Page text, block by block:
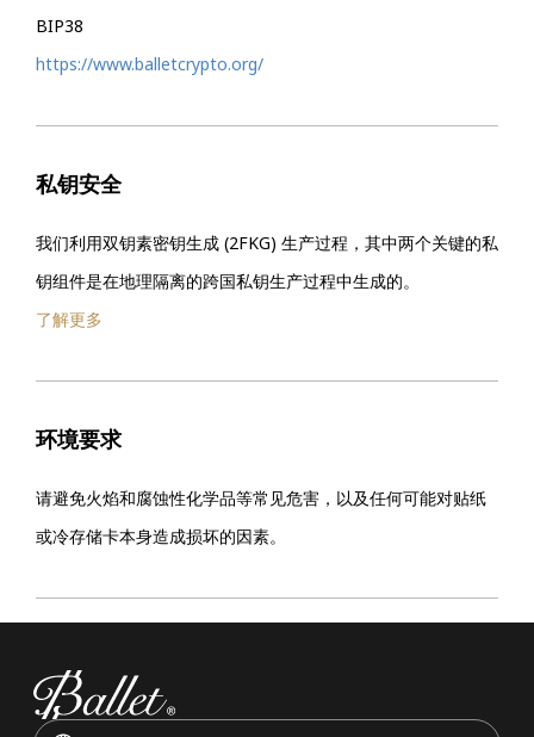
BIP38
https://www.balletcrypto.org/
私钥安全
我们利用双钥素密钥生成 (2FKG) 生产过程，其中两个关键的私
钥组件是在地理隔离的跨国私钥生产过程中生成的。
了解更多
环境要求
请避免火焰和腐蚀性化学品等常见危害，以及任何可能对贴纸
或冷存储卡本身造成损坏的因素。